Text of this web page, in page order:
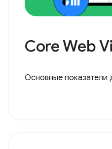
Core Web
Основные показатели